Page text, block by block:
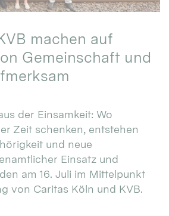
machen auf
Gemeinschaft und
der Einsamkeit: Wo
Zeit schenken, entstehen
und neue
Einsatz und
am 16. Juli im Mittelpunkt
von Caritas Köln und KVB.